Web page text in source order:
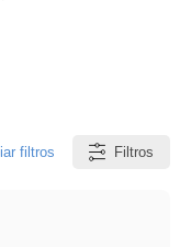
filtros Filtros